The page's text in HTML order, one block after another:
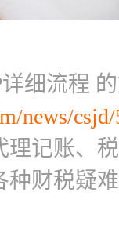
细流程
news/
记账、
财税疑